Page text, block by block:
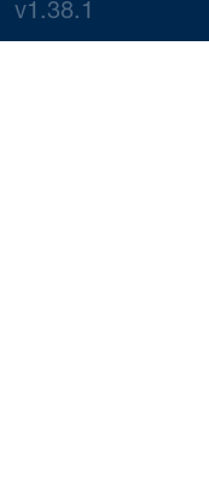
v1.38.1